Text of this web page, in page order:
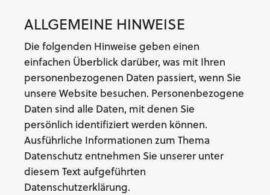
ALLGEMEINE HINWEISE
Die folgenden Hinweise geben einen
einfachen Überblick darüber, was mit Ihren
personenbezogenen Daten passiert, wenn Sie
unsere Website besuchen. Personenbezogene
Daten sind alle Daten, mit denen Sie
persönlich identifiziert werden können.
Ausführliche Informationen zum Thema
Datenschutz entnehmen Sie unserer unter
diesem Text aufgeführten
Datenschutzerklärung.